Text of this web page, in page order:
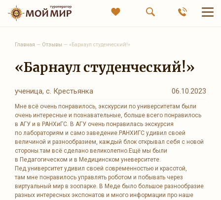
Главная — Отзывы — «Барнаул студенческий!»
«Барнаул студенческий!»
ученица, с. Крестьянка 06.10.2023
Мне всë очень понравилось, экскурсии по университетам были
очень интересные и познавательные, больше всего понравилось
в АГУ и в РАНХиГС. В АГУ очень понравилась экскурсия
по лабораториям и само заведение.РАНХИГС удивил своей
величиной и разнообразием, каждый блок открывал себя с новой
стороны.там всë сделано великолепно.Ещë мы были
в Педагогическом и в Медицинском уневерситете.
Пед.университет удивил своей современностью и красотой,
там мне понравилось управлять роботом и побывать через
виртуальный мир в зоопарке. В Меде было большое разнообразие
разных интересных экспонатов и много информации про наше